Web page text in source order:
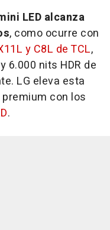
LED alcanza
, como ocurre con
y C8L de TCL,
6.000 nits HDR de
LG eleva esta
con los
.